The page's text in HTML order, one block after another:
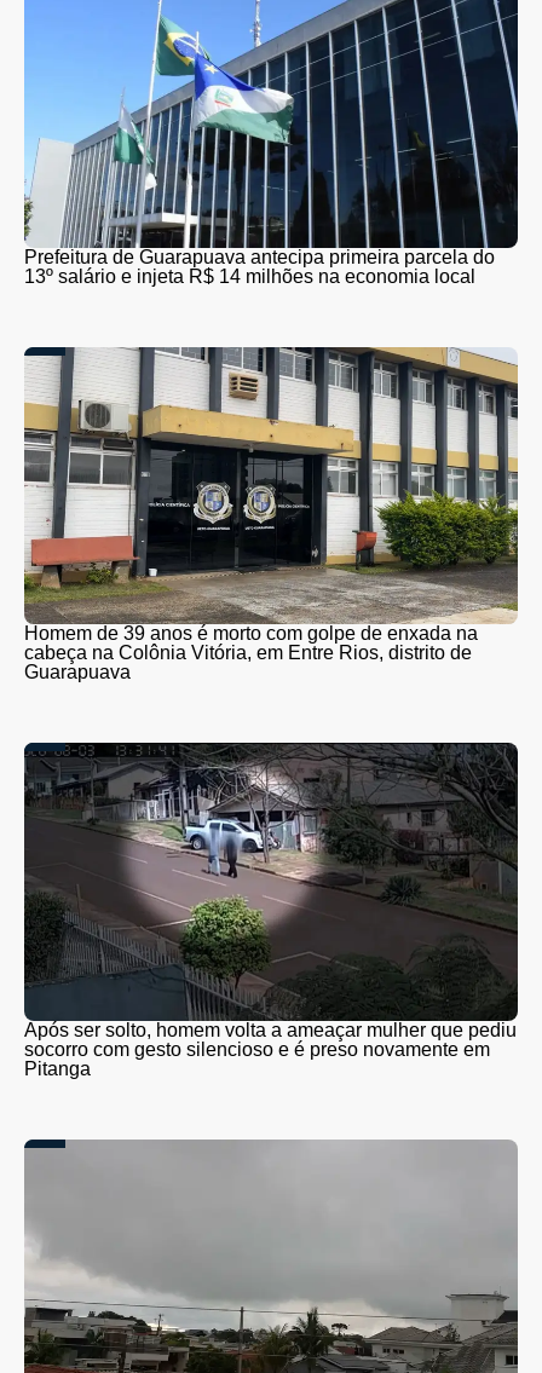
Prefeitura de Guarapuava antecipa primeira parcela do
13º salário e injeta R$ 14 milhões na economia local
Homem de 39 anos é morto com golpe de enxada na
cabeça na Colônia Vitória, em Entre Rios, distrito de
Guarapuava
Após ser solto, homem volta a ameaçar mulher que pediu
socorro com gesto silencioso e é preso novamente em
Pitanga